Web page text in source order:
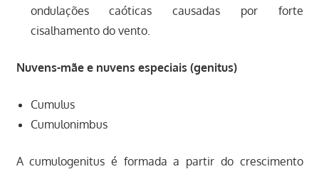
ondulações caóticas causadas por forte
cisalhamento do vento.
Nuvens-mãe e nuvens especiais (genitus)
Cumulus
Cumulonimbus
A cumulogenitus é formada a partir do crescimento